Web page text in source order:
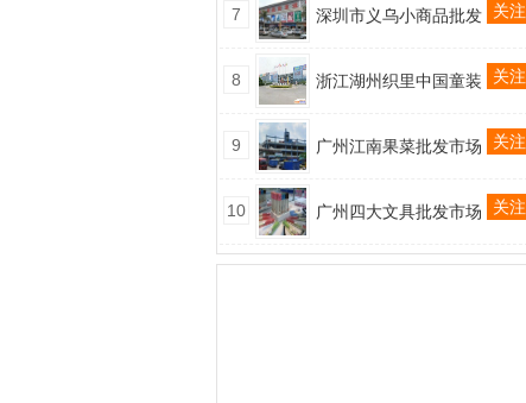
7 深圳市义乌小商品批发 关注
8 浙江湖州织里中国童装 关注
9 广州江南果菜批发市场 关注
10 广州四大文具批发市场 关注